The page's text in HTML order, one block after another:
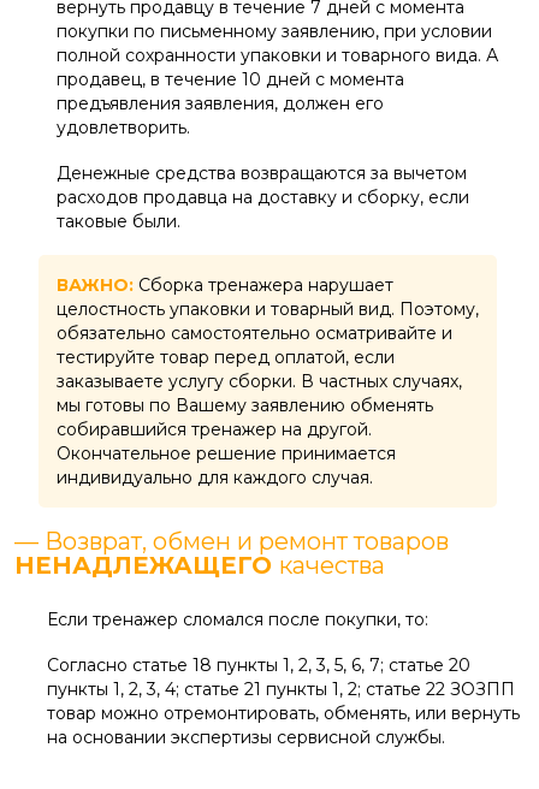
вернуть продавцу в течение 7 дней с момента
покупки по письменному заявлению, при условии
полной сохранности упаковки и товарного вида. А
продавец, в течение 10 дней с момента
предъявления заявления, должен его
удовлетворить.
Денежные средства возвращаются за вычетом
расходов продавца на доставку и сборку, если
таковые были.
ВАЖНО: Сборка тренажера нарушает
целостность упаковки и товарный вид. Поэтому,
обязательно самостоятельно осматривайте и
тестируйте товар перед оплатой, если
заказываете услугу сборки. В частных случаях,
мы готовы по Вашему заявлению обменять
собиравшийся тренажер на другой.
Окончательное решение принимается
индивидуально для каждого случая.
— Возврат, обмен и ремонт товаров
НЕНАДЛЕЖАЩЕГО качества
Если тренажер сломался после покупки, то:
Согласно статье 18 пункты 1, 2, 3, 5, 6, 7; статье 20
пункты 1, 2, 3, 4; статье 21 пункты 1, 2; статье 22 ЗОЗПП
товар можно отремонтировать, обменять, или вернуть
на основании экспертизы сервисной службы.